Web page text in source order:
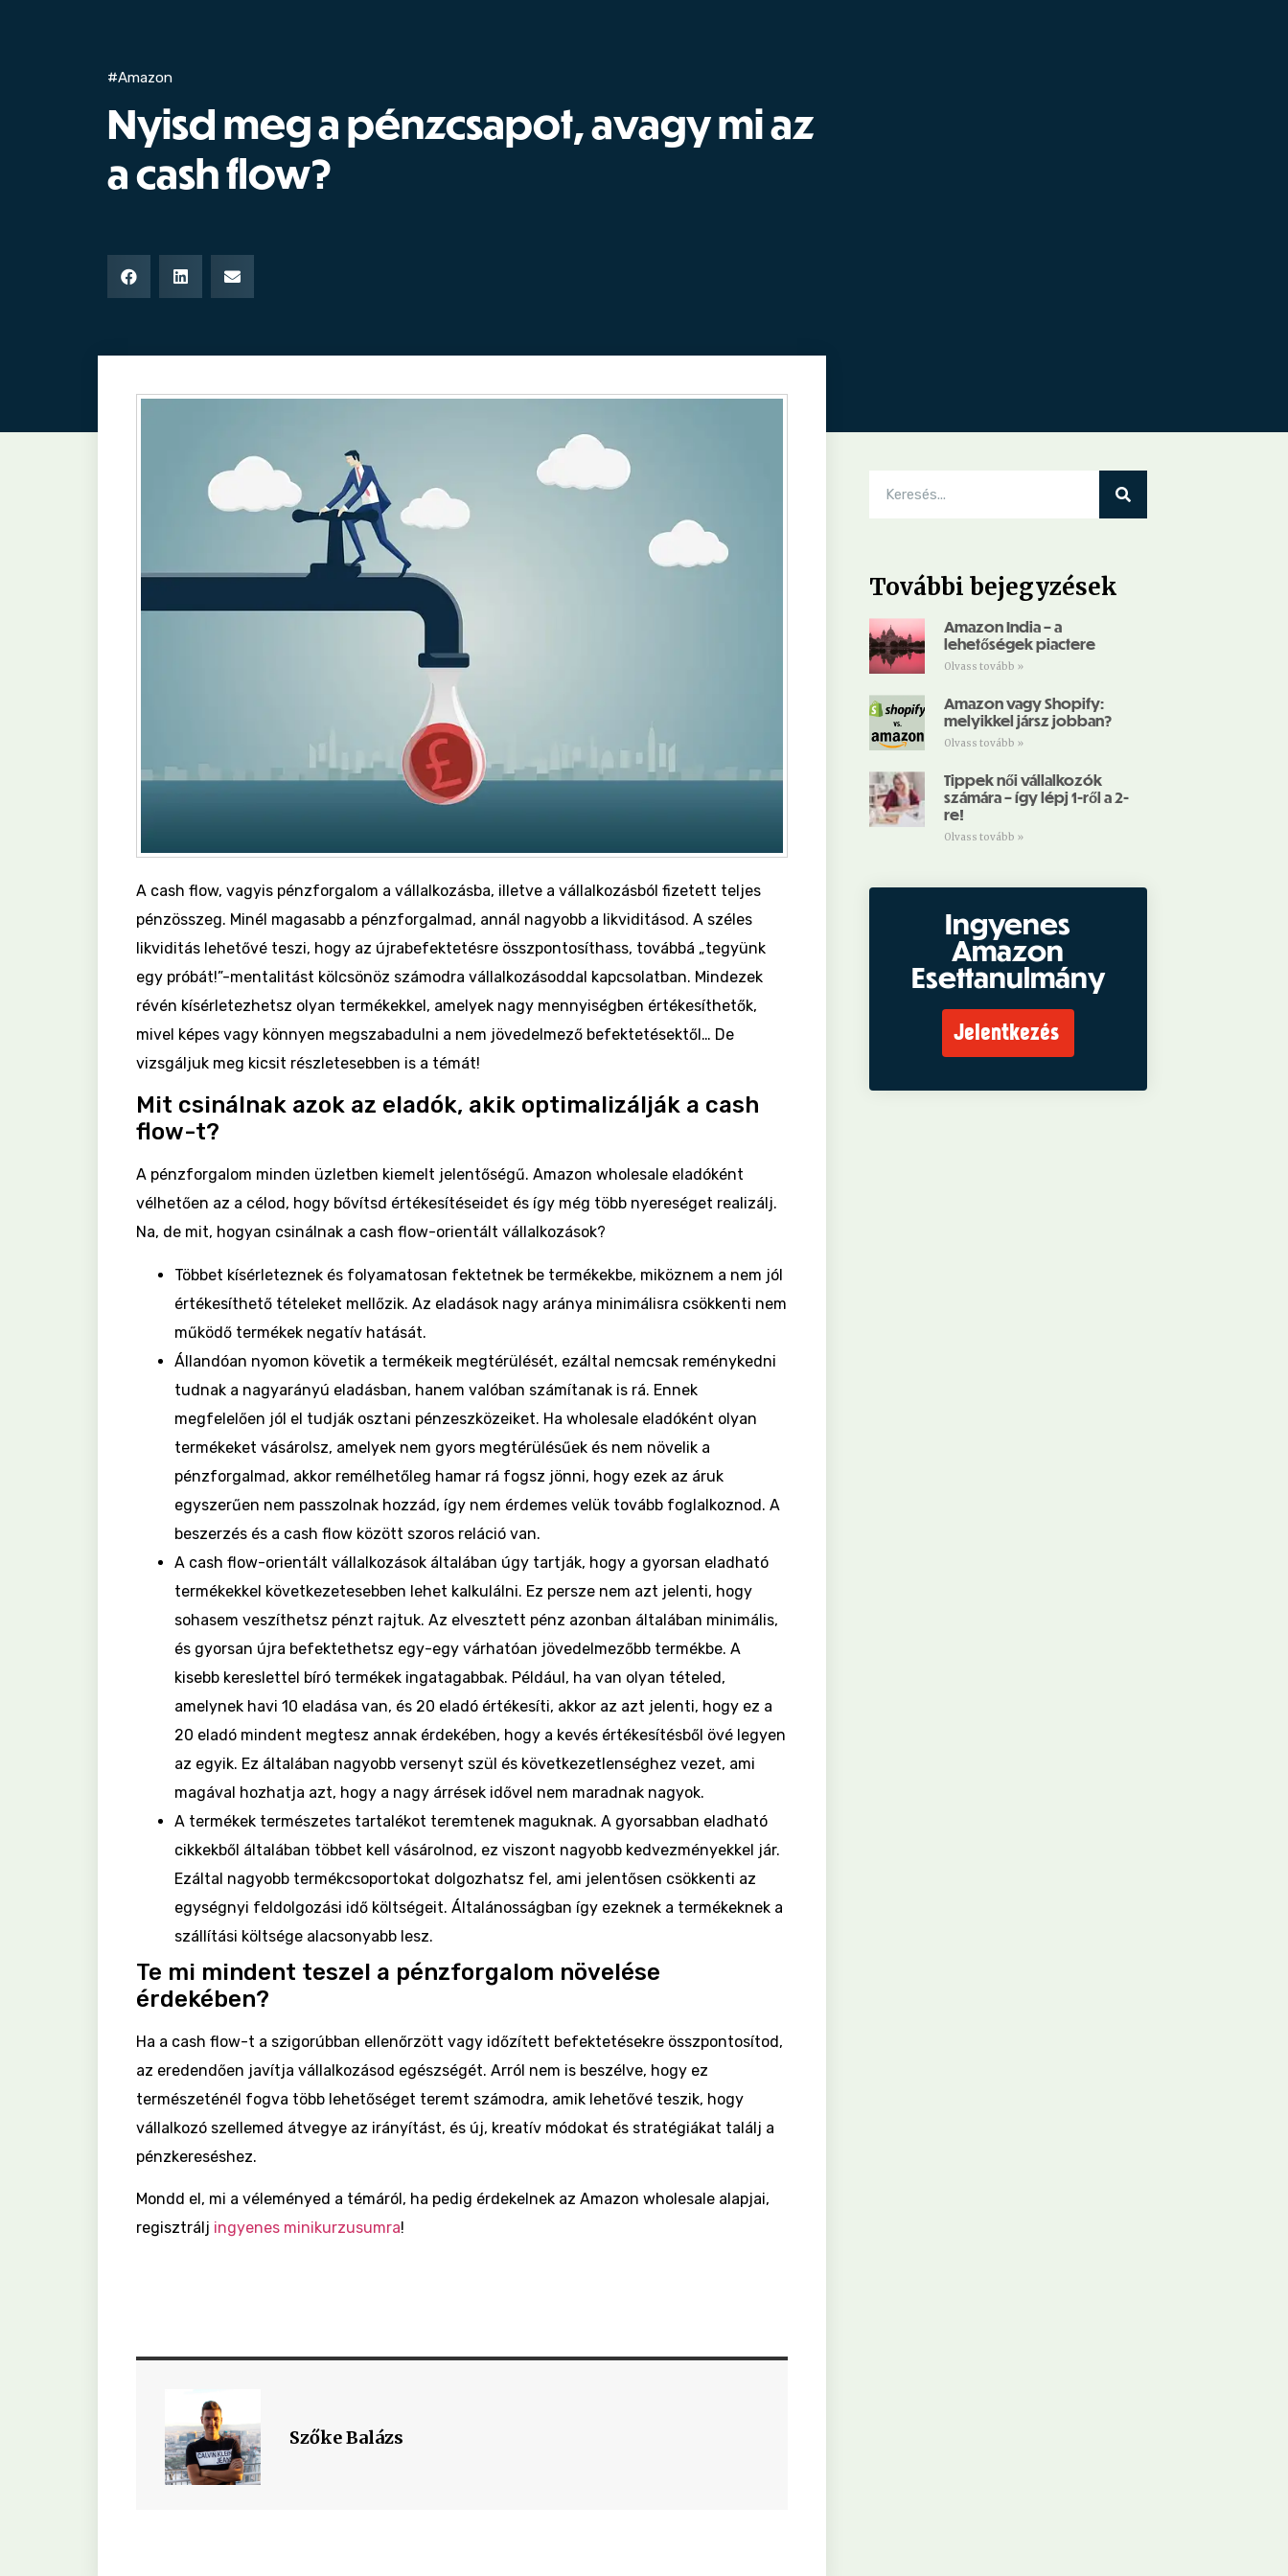
#Amazon
Nyisd meg a pénzcsapot, avagy mi az
a cash flow?
A cash flow, vagyis pénzforgalom a vállalkozásba, illetve a vállalkozásból fizetett teljes
pénzösszeg. Minél magasabb a pénzforgalmad, annál nagyobb a likviditásod. A széles
likviditás lehetővé teszi, hogy az újrabefektetésre összpontosíthass, továbbá „tegyünk
egy próbát!”-mentalitást kölcsönöz számodra vállalkozásoddal kapcsolatban. Mindezek
révén kísérletezhetsz olyan termékekkel, amelyek nagy mennyiségben értékesíthetők,
mivel képes vagy könnyen megszabadulni a nem jövedelmező befektetésektől… De
vizsgáljuk meg kicsit részletesebben is a témát!
Mit csinálnak azok az eladók, akik optimalizálják a cash
flow-t?
A pénzforgalom minden üzletben kiemelt jelentőségű. Amazon wholesale eladóként
vélhetően az a célod, hogy bővítsd értékesítéseidet és így még több nyereséget realizálj.
Na, de mit, hogyan csinálnak a cash flow-orientált vállalkozások?
Többet kísérleteznek és folyamatosan fektetnek be termékekbe, miköznem a nem jól
értékesíthető tételeket mellőzik. Az eladások nagy aránya minimálisra csökkenti nem
működő termékek negatív hatását.
Állandóan nyomon követik a termékeik megtérülését, ezáltal nemcsak reménykedni
tudnak a nagyarányú eladásban, hanem valóban számítanak is rá. Ennek
megfelelően jól el tudják osztani pénzeszközeiket. Ha wholesale eladóként olyan
termékeket vásárolsz, amelyek nem gyors megtérülésűek és nem növelik a
pénzforgalmad, akkor remélhetőleg hamar rá fogsz jönni, hogy ezek az áruk
egyszerűen nem passzolnak hozzád, így nem érdemes velük tovább foglalkoznod. A
beszerzés és a cash flow között szoros reláció van.
A cash flow-orientált vállalkozások általában úgy tartják, hogy a gyorsan eladható
termékekkel következetesebben lehet kalkulálni. Ez persze nem azt jelenti, hogy
sohasem veszíthetsz pénzt rajtuk. Az elvesztett pénz azonban általában minimális,
és gyorsan újra befektethetsz egy-egy várhatóan jövedelmezőbb termékbe. A
kisebb kereslettel bíró termékek ingatagabbak. Például, ha van olyan tételed,
amelynek havi 10 eladása van, és 20 eladó értékesíti, akkor az azt jelenti, hogy ez a
20 eladó mindent megtesz annak érdekében, hogy a kevés értékesítésből övé legyen
az egyik. Ez általában nagyobb versenyt szül és következetlenséghez vezet, ami
magával hozhatja azt, hogy a nagy árrések idővel nem maradnak nagyok.
A termékek természetes tartalékot teremtenek maguknak. A gyorsabban eladható
cikkekből általában többet kell vásárolnod, ez viszont nagyobb kedvezményekkel jár.
Ezáltal nagyobb termékcsoportokat dolgozhatsz fel, ami jelentősen csökkenti az
egységnyi feldolgozási idő költségeit. Általánosságban így ezeknek a termékeknek a
szállítási költsége alacsonyabb lesz.
Te mi mindent teszel a pénzforgalom növelése
érdekében?
Ha a cash flow-t a szigorúbban ellenőrzött vagy időzített befektetésekre összpontosítod,
az eredendően javítja vállalkozásod egészségét. Arról nem is beszélve, hogy ez
természeténél fogva több lehetőséget teremt számodra, amik lehetővé teszik, hogy
vállalkozó szellemed átvegye az irányítást, és új, kreatív módokat és stratégiákat találj a
pénzkereséshez.
Mondd el, mi a véleményed a témáról, ha pedig érdekelnek az Amazon wholesale alapjai,
regisztrálj ingyenes minikurzusumra!
Szőke Balázs
További bejegyzések
Amazon India – a
lehetőségek piactere
Olvass tovább »
Amazon vagy Shopify:
melyikkel jársz jobban?
Olvass tovább »
Tippek női vállalkozók
számára – így lépj 1-ről a 2-
re!
Olvass tovább »
Ingyenes
Amazon
Esettanulmány
Jelentkezés